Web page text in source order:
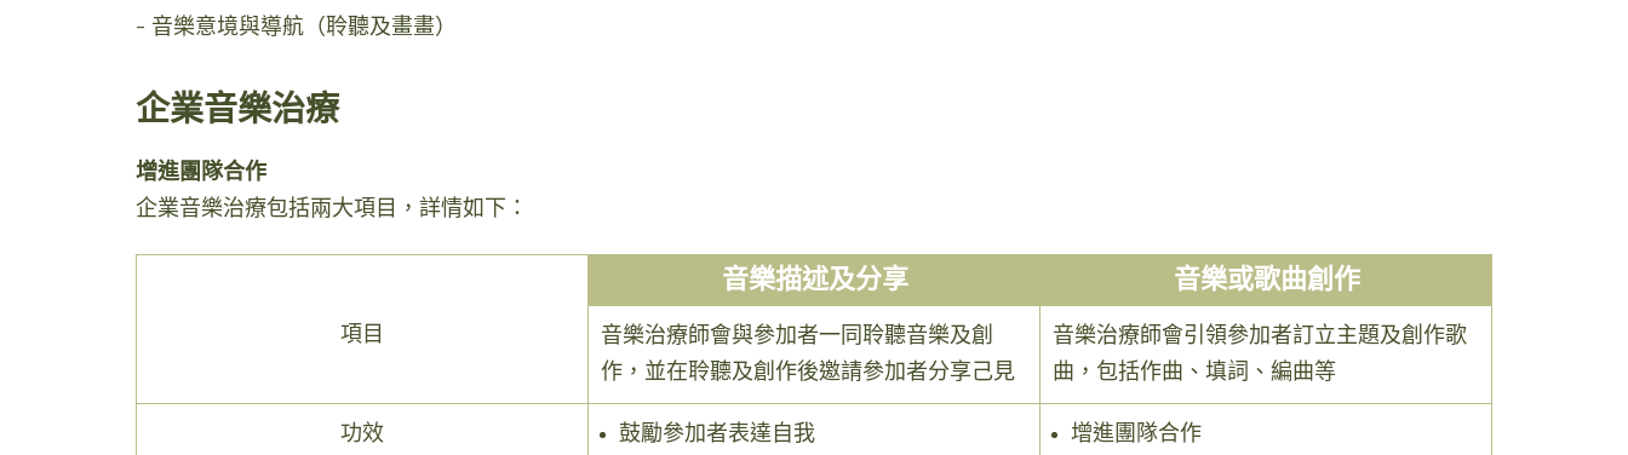
- 音樂意境與導航（聆聽及畫畫）
企業音樂治療
增進團隊合作
企業音樂治療包括兩大項目，詳情如下：
音樂描述及分享 音樂或歌曲創作
項目
音樂治療師會與參加者一同聆聽音樂及創
作，並在聆聽及創作後邀請參加者分享己見
音樂治療師會引領參加者訂立主題及創作歌
曲，包括作曲、填詞、編曲等
功效
鼓勵參加者表達自我
增進團隊合作